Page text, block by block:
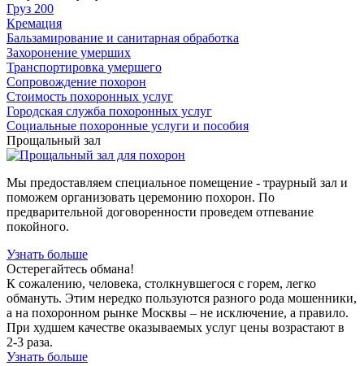
Груз 200
Кремация
Бальзамирование и санитарная обработка
Захоронение умерших
Транспортировка умершего
Сопровождение похорон
Стоимость похоронных услуг
Городская служба похоронных услуг
Социальные похоронные услуги и пособия
Прощальный зал
Мы предоставляем специальное помещение - траурный зал и
поможем организовать церемонию похорон. По
предварительной договоренности проведем отпевание
покойного.
Узнать больше
Остерегайтесь обмана!
К сожалению, человека, столкнувшегося с горем, легко
обмануть. Этим нередко пользуются разного рода мошенники,
а на похоронном рынке Москвы – не исключение, а правило.
При худшем качестве оказываемых услуг цены возрастают в
2-3 раза.
Узнать больше